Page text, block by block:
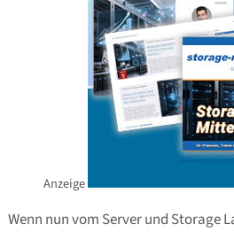
Anzeige
Wenn nun vom Server und Storage